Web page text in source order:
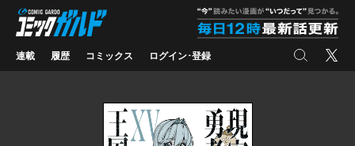
コミックガルド
連載 履歴 コミックス ログイン･登録 検索 X